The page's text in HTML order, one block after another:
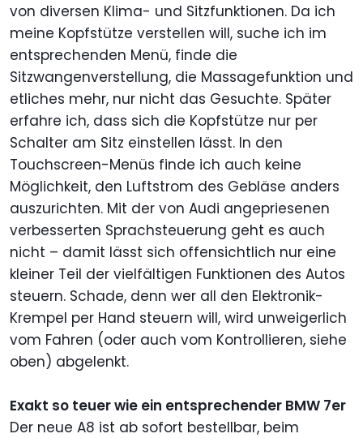
von diversen Klima- und Sitzfunktionen. Da ich
meine Kopfstütze verstellen will, suche ich im
entsprechenden Menü, finde die
Sitzwangenverstellung, die Massagefunktion und
etliches mehr, nur nicht das Gesuchte. Später
erfahre ich, dass sich die Kopfstütze nur per
Schalter am Sitz einstellen lässt. In den
Touchscreen-Menüs finde ich auch keine
Möglichkeit, den Luftstrom des Gebläse anders
auszurichten. Mit der von Audi angepriesenen
verbesserten Sprachsteuerung geht es auch
nicht – damit lässt sich offensichtlich nur eine
kleiner Teil der vielfältigen Funktionen des Autos
steuern. Schade, denn wer all den Elektronik-
Krempel per Hand steuern will, wird unweigerlich
vom Fahren (oder auch vom Kontrollieren, siehe
oben) abgelenkt.
Exakt so teuer wie ein entsprechender BMW 7er
Der neue A8 ist ab sofort bestellbar, beim